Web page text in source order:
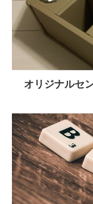
オリジナルセ